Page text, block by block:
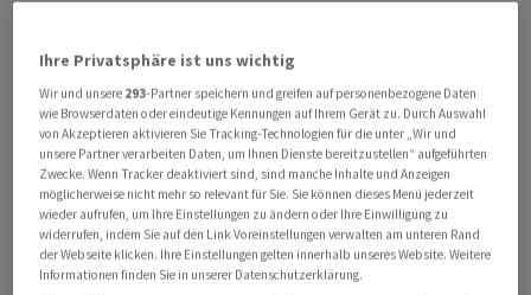
Ein US-Regierungsbeamter erklärte, die
Ausnahmegenehmigung werde aufgehoben, weil sich
das Rahmenabkommen mit dem Iran an dessen
Verhalten orientiere. Der Iran profitiere nur dann von
wirtschaftlichen Erleichterungen, wenn er seinen
Verpflichtungen nachkomme. Das Verhalten Teherans in
der Strasse von Hormus sei für die USA «völlig
inakzeptabel».
Ihre Privatsphäre ist uns wichtig
Wir und unsere 293-Partner speichern und greifen auf personenbezogene Daten
wie Browserdaten oder eindeutige Kennungen auf Ihrem Gerät zu. Durch Auswahl
von Akzeptieren aktivieren Sie Tracking-Technologien für die unter „Wir und
unsere Partner verarbeiten Daten, um Ihnen Dienste bereitzustellen“ aufgeführten
Zwecke. Wenn Tracker deaktiviert sind, sind manche Inhalte und Anzeigen
möglicherweise nicht mehr so relevant für Sie. Sie können dieses Menü jederzeit
wieder aufrufen, um Ihre Einstellungen zu ändern oder Ihre Einwilligung zu
widerrufen, indem Sie auf den Link Voreinstellungen verwalten am unteren Rand
der Webseite klicken. Ihre Einstellungen gelten innerhalb unseres Website. Weitere
Informationen finden Sie in unserer Datenschutzerklärung.